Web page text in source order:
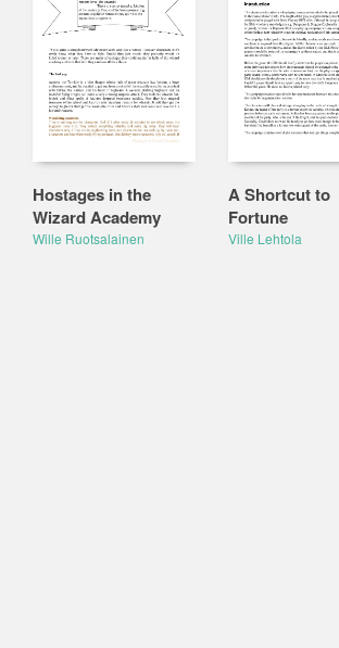
Hostages in the
Wizard Academy
Wille Ruotsalainen
A Shortcut to
Fortune
Ville Lehtola